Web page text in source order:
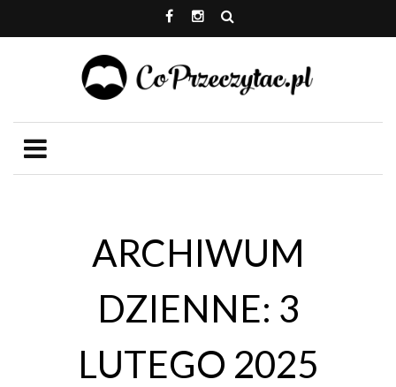
ARCHIWUM
DZIENNE: 3
LUTEGO 2025